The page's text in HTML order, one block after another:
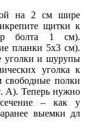
на 2 см шире
щитки к
болта 1 см).
планки 5х3 см).
уголки и шурупы
уголка к
полки
А). Теперь нужно
– как у
выемки дл